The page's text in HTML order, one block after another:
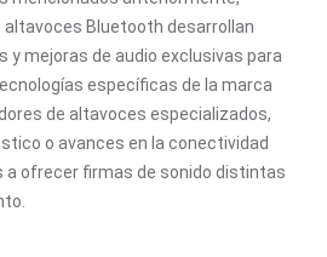
Bluetooth desarrollan
mejoras de audio exclusivas para
específicas de la marca
de altavoces especializados,
o avances en la conectividad
a ofrecer firmas de sonido distintas